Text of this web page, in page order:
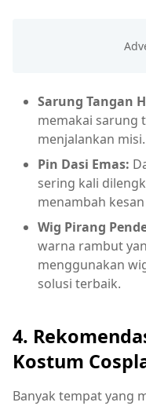
Sarung Tangan
memakai sarung
menjalankan misi.
Pin Dasi Emas:
sering kali
menambah
Wig Pirang
warna rambut
menggunakan
solusi terbaik.
4.
Kostum
Banyak tempat yang